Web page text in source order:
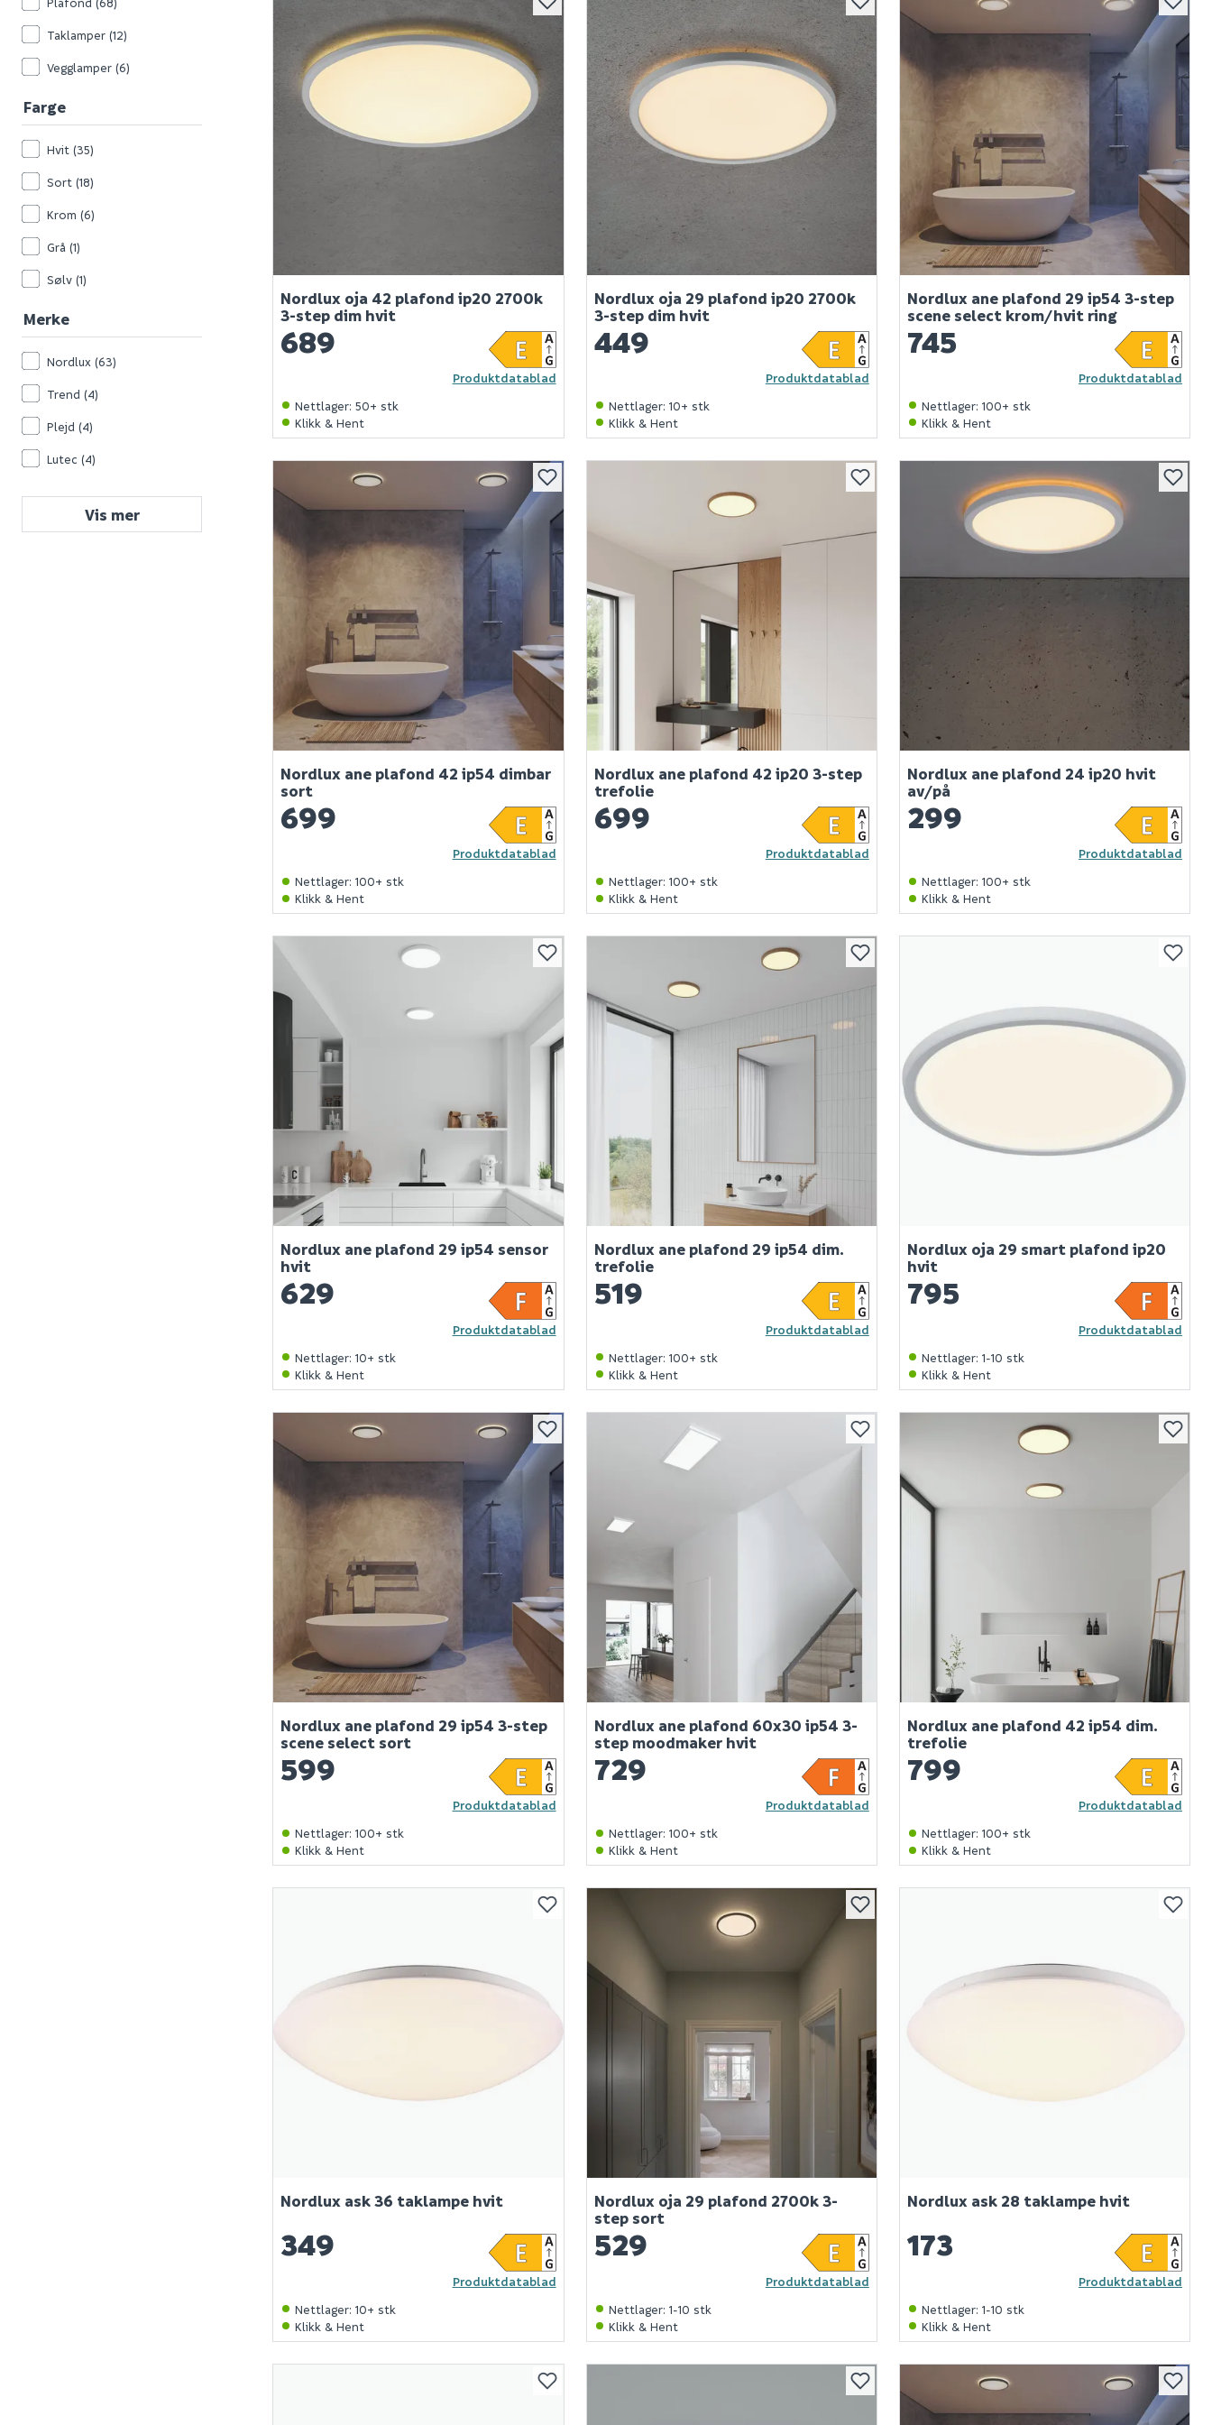
Taklamper (12)
Vegglamper (6)
Farge
Hvit (35)
Sort (18)
Krom (6)
Grå (1)
Sølv (1)
Merke
Nordlux (63)
Trend (4)
Plejd (4)
Lutec (4)
Vis mer
Nordlux oja 42 plafond ip20 2700k
3-step dim hvit
689
Produktdatablad
Nettlager:50+ stk
Klikk & Hent
Nordlux oja 29 plafond ip20 2700k
3-step dim hvit
449
Produktdatablad
Nettlager: 10+ stk
Klikk & Hent
Nordlux ane plafond 29 ip54 3-step
scene select krom/hvit ring
745
Produktdatablad
Nettlager: 100+ stk
Klikk & Hent
Nordlux ane plafond 42 ip54 dimbar
sort
699
Produktdatablad
Nettlager:100+ stk
Klikk & Hent
Nordlux ane plafond 42 ip20 3-step
trefolie
699
Produktdatablad
Nettlager: 100+ stk
Klikk & Hent
Nordlux ane plafond 24 ip20 hvit
av/på
299
Produktdatablad
Nettlager: 100+ stk
Klikk & Hent
Nordlux ane plafond 29 ip54 sensor
hvit
629
Produktdatablad
Nettlager:10+ stk
Klikk & Hent
Nordlux ane plafond 29 ip54 dim.
trefolie
519
Produktdatablad
Nettlager: 100+ stk
Klikk & Hent
Nordlux oja 29 smart plafond ip20
hvit
795
Produktdatablad
Nettlager: 1-10 stk
Klikk & Hent
Nordlux ane plafond 29 ip54 3-step
scene select sort
599
Produktdatablad
Nettlager:100+ stk
Klikk & Hent
Nordlux ane plafond 60x30 ip54 3-
step moodmaker hvit
729
Produktdatablad
Nettlager: 100+ stk
Klikk & Hent
Nordlux ane plafond 42 ip54 dim.
trefolie
799
Produktdatablad
Nettlager: 100+ stk
Klikk & Hent
Nordlux ask 36 taklampe hvit
349
Produktdatablad
Nettlager:10+ stk
Klikk & Hent
Nordlux oja 29 plafond 2700k 3-
step sort
529
Produktdatablad
Nettlager: 1-10 stk
Klikk & Hent
Nordlux ask 28 taklampe hvit
173
Produktdatablad
Nettlager: 1-10 stk
Klikk & Hent